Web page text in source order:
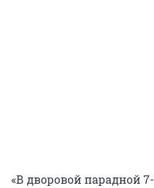
«В дворовой парадной